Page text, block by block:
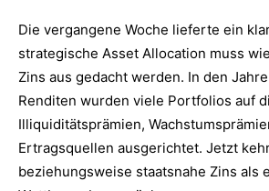
Die vergangene Woche lieferte ein
strategische Asset Allocation muss
Zins aus gedacht werden. In den
Renditen wurden viele Portfolios auf
Illiquiditätsprämien,
Ertragsquellen ausgerichtet. Jetzt
beziehungsweise staatsnahe Zins als